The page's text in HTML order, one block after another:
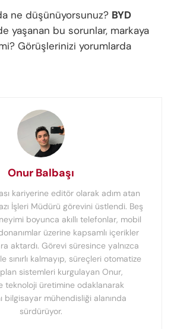
ne düşünüyorsunuz? BYD
yaşanan bu sorunlar, markaya
mi? Görüşlerinizi yorumlarda
Onur Balbaşı
kariyerine editör olarak adım atan
İşleri Müdürü görevini üstlendi. Beş
boyunca akıllı telefonlar, mobil
üzerine kapsamlı içerikler
aktardı. Görevi süresince yalnızca
sınırlı kalmayıp, süreçleri otomatize
sistemleri kurgulayan Onur,
teknoloji üretimine odaklanarak
bilgisayar mühendisliği alanında
sürdürüyor.